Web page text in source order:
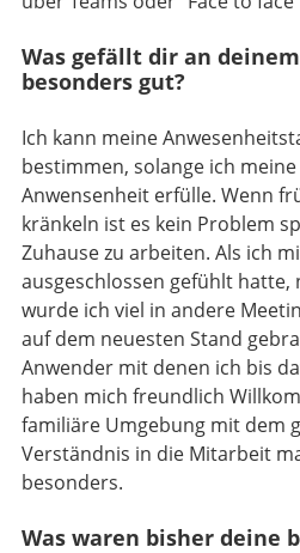
Was gefällt dir an deinem
besonders gut?
Ich kann meine
bestimmen, solange ich
Anwensenheit erfülle. Wenn
kränkeln ist es kein Problem
Zuhause zu arbeiten. Als ich
ausgeschlossen gefühlt hatte,
wurde ich viel in andere
auf dem neuesten Stand
Anwender mit denen ich bis
haben mich freundlich
familiäre Umgebung mit dem
Verständnis in die Mitarbeit
besonders.
Was waren bisher deine